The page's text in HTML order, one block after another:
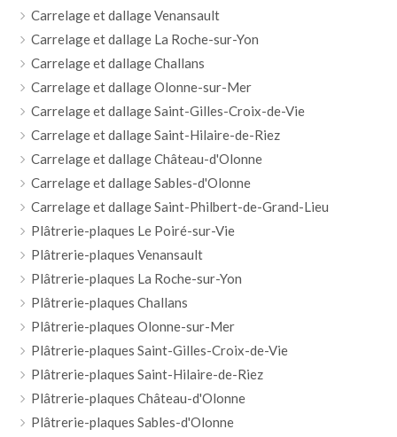
Carrelage et dallage Venansault
Carrelage et dallage La Roche-sur-Yon
Carrelage et dallage Challans
Carrelage et dallage Olonne-sur-Mer
Carrelage et dallage Saint-Gilles-Croix-de-Vie
Carrelage et dallage Saint-Hilaire-de-Riez
Carrelage et dallage Château-d'Olonne
Carrelage et dallage Sables-d'Olonne
Carrelage et dallage Saint-Philbert-de-Grand-Lieu
Plâtrerie-plaques Le Poiré-sur-Vie
Plâtrerie-plaques Venansault
Plâtrerie-plaques La Roche-sur-Yon
Plâtrerie-plaques Challans
Plâtrerie-plaques Olonne-sur-Mer
Plâtrerie-plaques Saint-Gilles-Croix-de-Vie
Plâtrerie-plaques Saint-Hilaire-de-Riez
Plâtrerie-plaques Château-d'Olonne
Plâtrerie-plaques Sables-d'Olonne